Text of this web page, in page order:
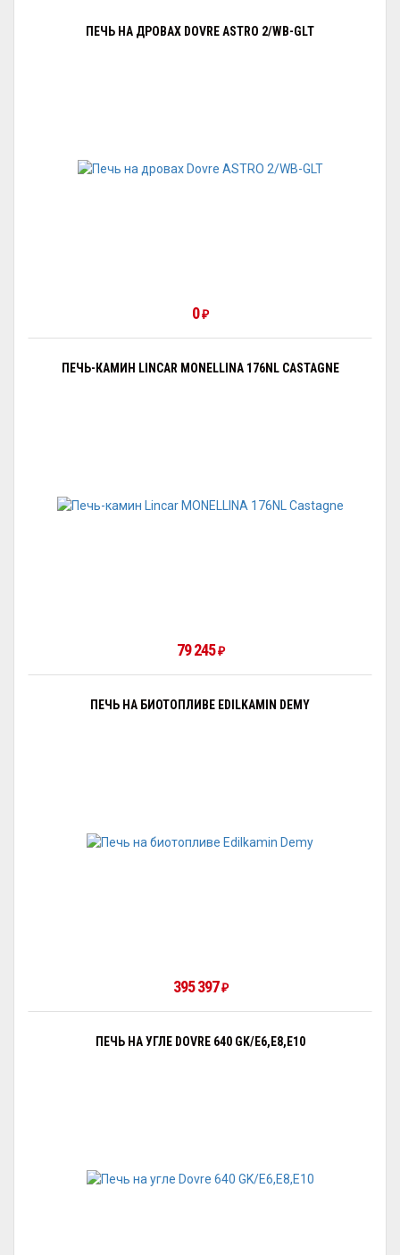
ПЕЧЬ НА ДРОВАХ DOVRE ASTRO 2/WB-GLT
0₽
ПЕЧЬ-КАМИН LINCAR MONELLINA 176NL CASTAGNE
79 245₽
ПЕЧЬ НА БИОТОПЛИВЕ EDILKAMIN DEMY
395 397₽
ПЕЧЬ НА УГЛЕ DOVRE 640 GK/E6,E8,E10